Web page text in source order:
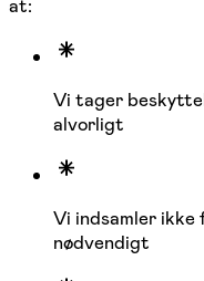
at:
Vi tager
alvorligt
Vi indsamler ikke
nødvendigt